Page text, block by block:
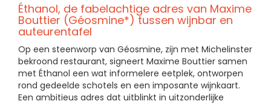
Éthanol, de fabelachtige adres van Maxime
Bouttier (Géosmine*) tussen wijnbar en
auteurentafel
Op een steenworp van Géosmine, zijn met Michelinster
bekroond restaurant, signeert Maxime Bouttier samen
met Éthanol een wat informelere eetplek, ontworpen
rond gedeelde schotels en een imposante wijnkaart.
Een ambitieus adres dat uitblinkt in uitzonderlijke